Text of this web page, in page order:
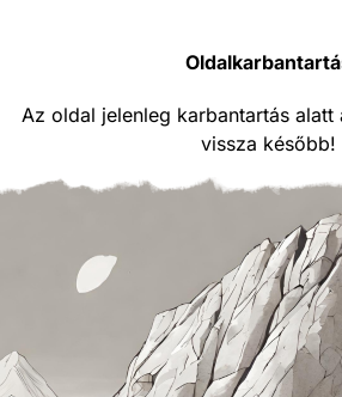
Az oldal jelenleg karbantartás alatt
vissza később!